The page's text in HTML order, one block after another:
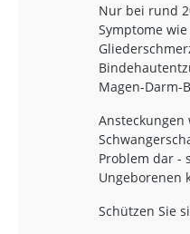
Nur bei rund
Symptome
Magen-Darm-
Problem dar -
Ungeborenen
Schützen Sie